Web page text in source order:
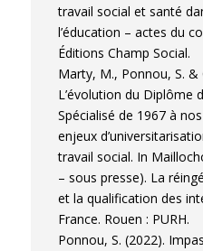
travail social et santé
l’éducation – actes du
Éditions Champ Social.
Marty, M., Ponnou, S. &
L’évolution du Diplôme
Spécialisé de 1967 à
enjeux
travail social. In
– sous presse). La
et la qualification des
France. Rouen : PURH.
Ponnou, S. (2022).